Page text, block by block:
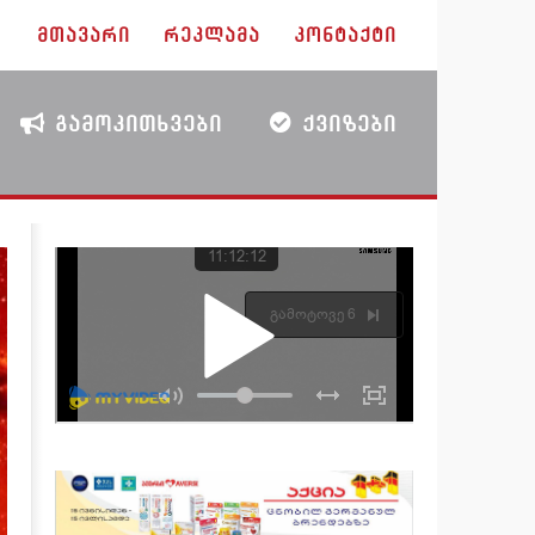
ᲛᲗᲐᲕᲐᲠᲘ ᲠᲔᲙᲚᲐᲛᲐ ᲙᲝᲜᲢᲐᲥᲢᲘ
ᲒᲐᲛᲝᲙᲘᲗᲮᲕᲔᲑᲘ ᲥᲕᲘᲖᲔᲑᲘ